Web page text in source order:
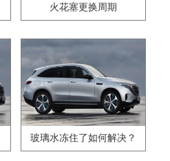
火花塞更换周期
玻璃水冻住了如何解决？